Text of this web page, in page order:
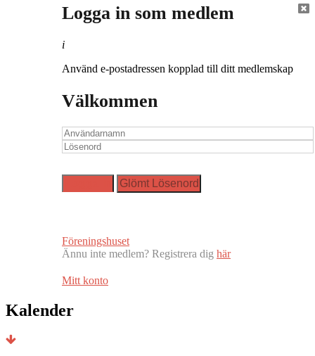
Logga in som medlem
i
Använd e-postadressen kopplad till ditt medlemskap
Välkommen
Föreningshuset
Ännu inte medlem? Registrera dig här
Mitt konto
Kalender